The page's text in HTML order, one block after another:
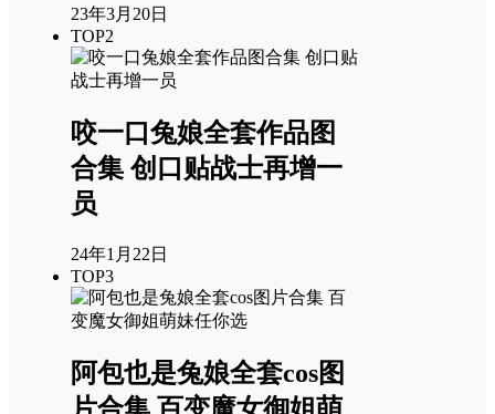
23年3月20日
TOP2
咬一口兔娘全套作品图
合集 创口贴战士再增一
员
24年1月22日
TOP3
阿包也是兔娘全套cos图